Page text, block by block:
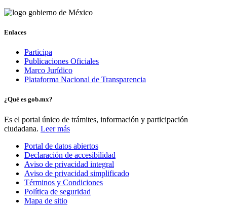
Enlaces
Participa
Publicaciones Oficiales
Marco Jurídico
Plataforma Nacional de Transparencia
¿Qué es gob.mx?
Es el portal único de trámites, información y participación
ciudadana. Leer más
Portal de datos abiertos
Declaración de accesibilidad
Aviso de privacidad integral
Aviso de privacidad simplificado
Términos y Condiciones
Política de seguridad
Mapa de sitio